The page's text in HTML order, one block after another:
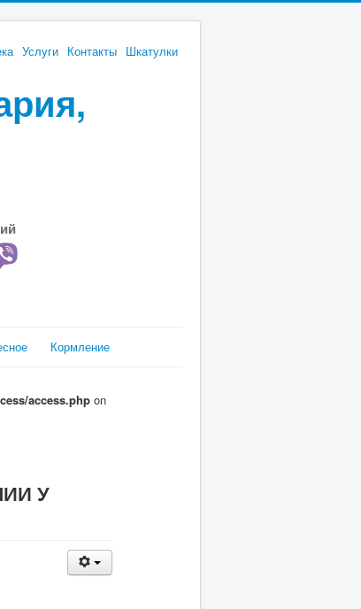
Услуги Контакты Шкатулки
Кормление
access.php on
У